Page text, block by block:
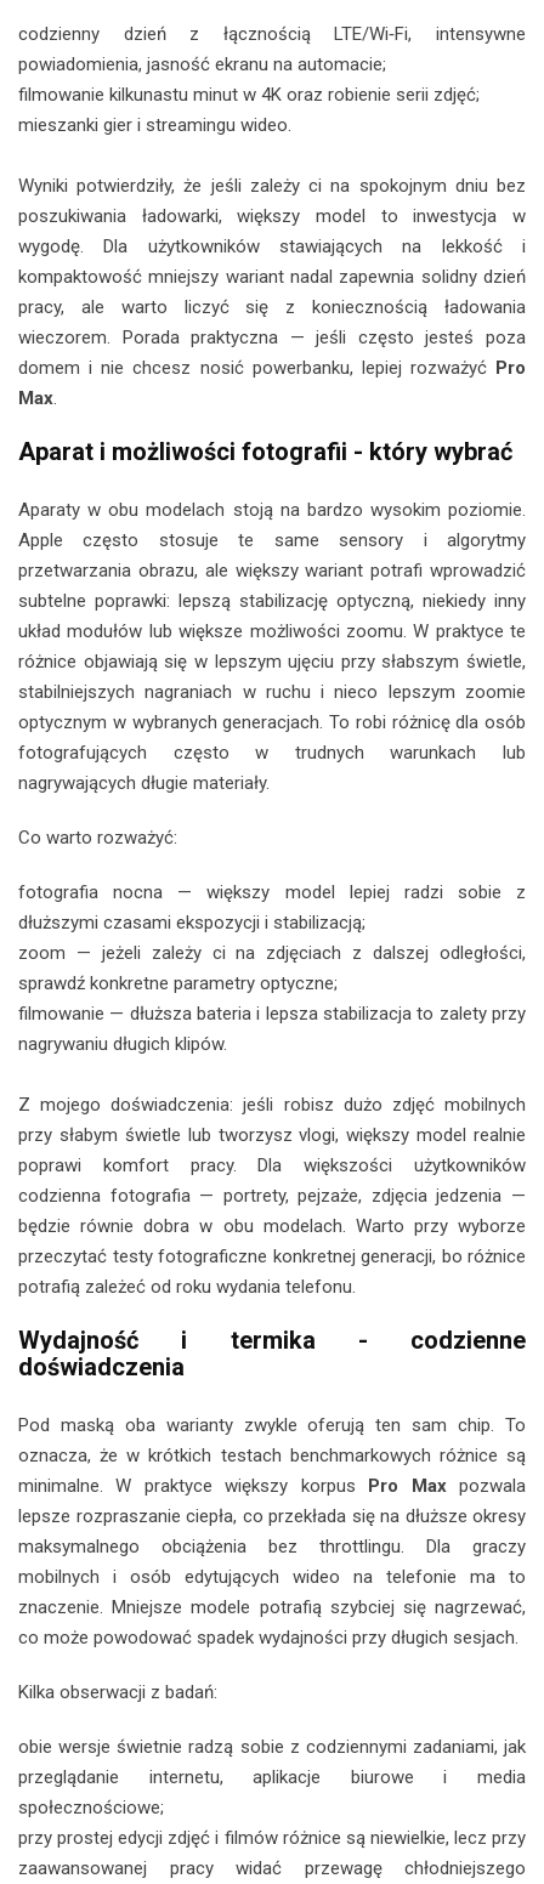
codzienny dzień z łącznością LTE/Wi‑Fi, intensywne
powiadomienia, jasność ekranu na automacie;
filmowanie kilkunastu minut w 4K oraz robienie serii zdjęć;
mieszanki gier i streamingu wideo.
Wyniki potwierdziły, że jeśli zależy ci na spokojnym dniu bez
poszukiwania ładowarki, większy model to inwestycja w
wygodę. Dla użytkowników stawiających na lekkość i
kompaktowość mniejszy wariant nadal zapewnia solidny dzień
pracy, ale warto liczyć się z koniecznością ładowania
wieczorem. Porada praktyczna — jeśli często jesteś poza
domem i nie chcesz nosić powerbanku, lepiej rozważyć Pro
Max
Aparat i możliwości fotografii - który wybrać
Aparaty w obu modelach stoją na bardzo wysokim poziomie.
Apple często stosuje te same sensory i algorytmy
przetwarzania obrazu, ale większy wariant potrafi wprowadzić
subtelne poprawki: lepszą stabilizację optyczną, niekiedy inny
układ modułów lub większe możliwości zoomu. W praktyce te
różnice objawiają się w lepszym ujęciu przy słabszym świetle,
stabilniejszych nagraniach w ruchu i nieco lepszym zoomie
optycznym w wybranych generacjach. To robi różnicę dla osób
fotografujących często w trudnych warunkach lub
nagrywających długie materiały.
Co warto rozważyć:
fotografia nocna — większy model lepiej radzi sobie z
dłuższymi czasami ekspozycji i stabilizacją;
zoom — jeżeli zależy ci na zdjęciach z dalszej odległości,
sprawdź konkretne parametry optyczne;
filmowanie — dłuższa bateria i lepsza stabilizacja to zalety przy
nagrywaniu długich klipów.
Z mojego doświadczenia: jeśli robisz dużo zdjęć mobilnych
przy słabym świetle lub tworzysz vlogi, większy model realnie
poprawi komfort pracy. Dla większości użytkowników
codzienna fotografia — portrety, pejzaże, zdjęcia jedzenia —
będzie równie dobra w obu modelach. Warto przy wyborze
przeczytać testy fotograficzne konkretnej generacji, bo różnice
potrafią zależeć od roku wydania telefonu.
Wydajność i termika - codzienne
doświadczenia
Pod maską oba warianty zwykle oferują ten sam chip. To
oznacza, że w krótkich testach benchmarkowych różnice są
minimalne. W praktyce większy korpus Pro Maxpozwala
lepsze rozpraszanie ciepła, co przekłada się na dłuższe okresy
maksymalnego obciążenia bez throttlingu. Dla graczy
mobilnych i osób edytujących wideo na telefonie ma to
znaczenie. Mniejsze modele potrafią szybciej się nagrzewać,
co może powodować spadek wydajności przy długich sesjach.
Kilka obserwacji z badań:
obie wersje świetnie radzą sobie z codziennymi zadaniami, jak
przeglądanie internetu, aplikacje biurowe i media
społecznościowe;
przy prostej edycji zdjęć i filmów różnice są niewielkie, lecz przy
zaawansowanej pracy widać przewagę chłodniejszego